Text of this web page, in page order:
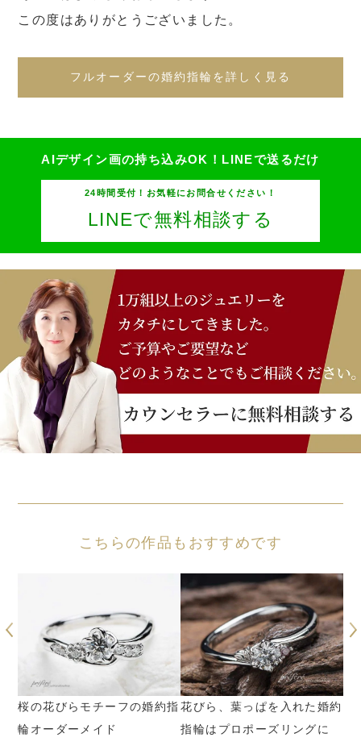
この度はありがとうございました。
フルオーダーの婚約指輪を詳しく見る
AIデザイン画の持ち込みOK！ LINEで送るだけ
24時間受付！お気軽にお問合せください！
LINEで無料相談する
こちらの作品もおすすめです
桜の花びらモチーフの婚約指
輪オーダーメイド
花びら、葉っぱを入れた婚約
指輪はプロポーズリングに